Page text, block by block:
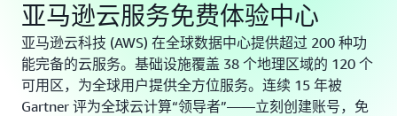
亚马逊云服务免费体验中心
亚马逊云科技 (AWS) 在全球数据中心提供超过 200 种功
能完备的云服务。基础设施覆盖 38 个地理区域的 120 个
可用区，为全球用户提供全方位服务。连续 15 年被
Gartner 评为全球云计算“领导者”——立刻创建账号，免